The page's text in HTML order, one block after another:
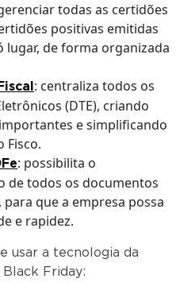
todas as certidões
positivas emitidas
lugar, de forma organizada
: centraliza todos os
(DTE), criando
e simplificando
Fisco.
: possibilita o
de todos os documentos
para que a empresa possa
e rapidez.
usar a tecnologia da
Friday: